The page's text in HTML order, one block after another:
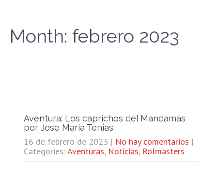
Month: febrero 2023
Aventura: Los caprichos del Mandamás
por Jose María Tenías
16 de febrero de 2023 | No hay comentarios |
Categories:Aventuras, Noticias, Rolmasters